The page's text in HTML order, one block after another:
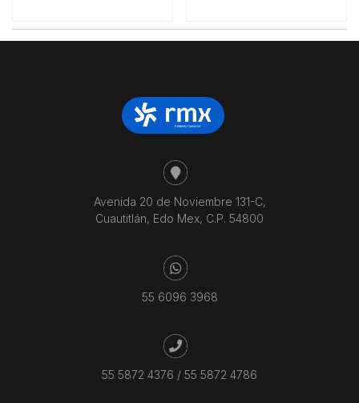
Avenida 20 de Noviembre 131-C,
Cuautitlán, Edo Mex, C.P. 54800
55 6096 3968
55 5872 4376 / 55 5872 4786